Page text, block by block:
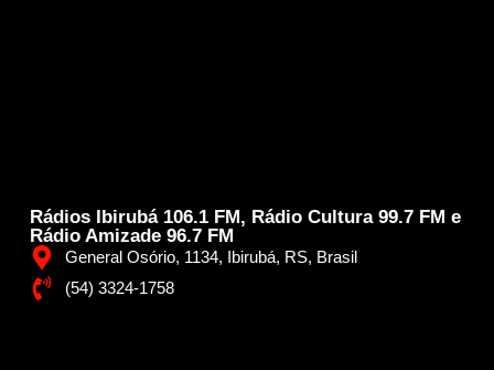
Rádios Ibirubá 106.1 FM, Rádio Cultura 99.7 FM e
Rádio Amizade 96.7 FM
General Osório, 1134, Ibirubá, RS, Brasil
(54) 3324-1758